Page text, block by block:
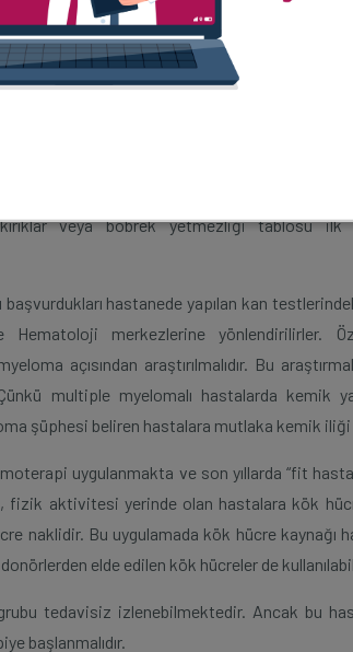
Bu nedenle bu hastalıkta dirençli
hastalık olmasına rağmen son yıllarda
ağrısıdır. Bunun yanında yaygın kemik
myelomada bağışıklık sistemindeki
kendiliğinden veya küçük travmalarla
veya böbrek yetmezliği tablosu ilk
başvurdukları hastanede yapılan kan
Hematoloji merkezlerine yönlendirilirler.
açısından araştırılmalıdır. Bu
multiple myelomalı hastalarda kemik
şüphesi beliren hastalara mutlaka kemik iliği
uygulanmakta ve son yıllarda “fit
fizik aktivitesi yerinde olan hastalara kök
naklidir. Bu uygulamada kök hücre kaynağı
elde edilen kök hücreler de
tedavisiz izlenebilmektedir. Ancak bu
başlanmalıdır.